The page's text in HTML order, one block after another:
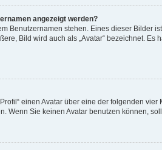
angezeigt werden?
Benutzernamen stehen. Eines dieser Bilder
Bild wird auch als „Avatar“ bezeichnet.
einen Avatar über eine der folgenden
Wenn Sie keinen Avatar benutzen können,